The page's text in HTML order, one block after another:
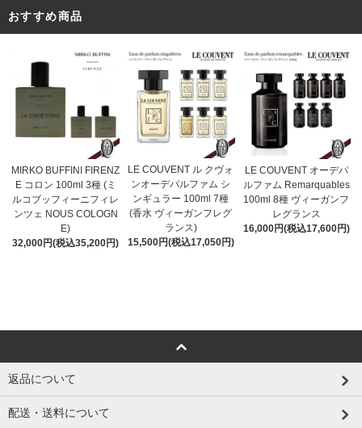
おすすめ商品
MIRKO BUFFINI FIRENZ
E コロン 100ml 3種 (ミ
ルコブッフィーニフィレ
ンツェ NOUS COLOGN
E)
32,000円(税込35,200円)
LE COUVENT ル クヴォ
ンオーデパルファム シ
ンギュラー 100ml 7種
(香水 ヴィーガンフレグ
ランス)
15,500円(税込17,050円)
LE COUVENT オーデパ
ルファム Remarquables
100ml 8種 ヴィーガンフ
レグランス
16,000円(税込17,600円)
返品について
配送・送料について